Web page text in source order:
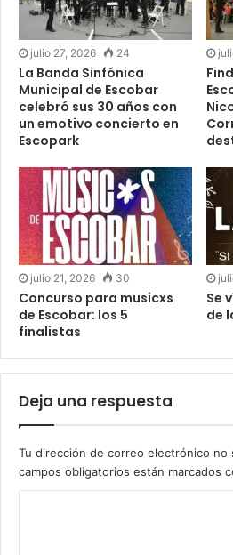
julio 27, 2026 24
La Banda Sinfónica
Municipal de Escobar
celebró sus 30 años con
un emotivo concierto en
Escopark
julio 21, 2026 30
Concurso para musicxs
de Escobar: los 5
finalistas
Se
de
Deja una respuesta
Tu dirección de correo electrónico no
campos obligatorios están marcados